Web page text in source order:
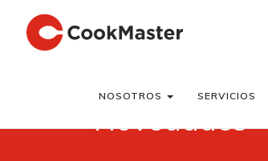
NOSOTROS SERVICIOS
Novedades